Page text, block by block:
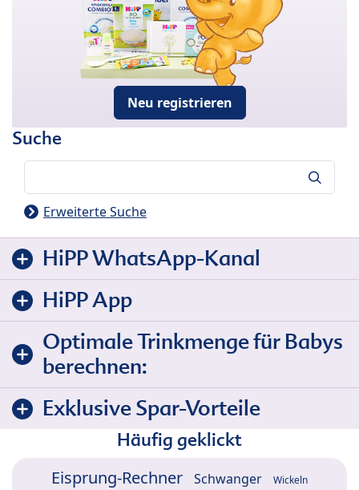
Neu registrieren
Suche
Erweiterte Suche
HiPP WhatsApp-Kanal
HiPP App
Optimale Trinkmenge für Babys
berechnen:
Exklusive Spar-Vorteile
Häufig geklickt
Eisprung-Rechner Schwanger Wickeln